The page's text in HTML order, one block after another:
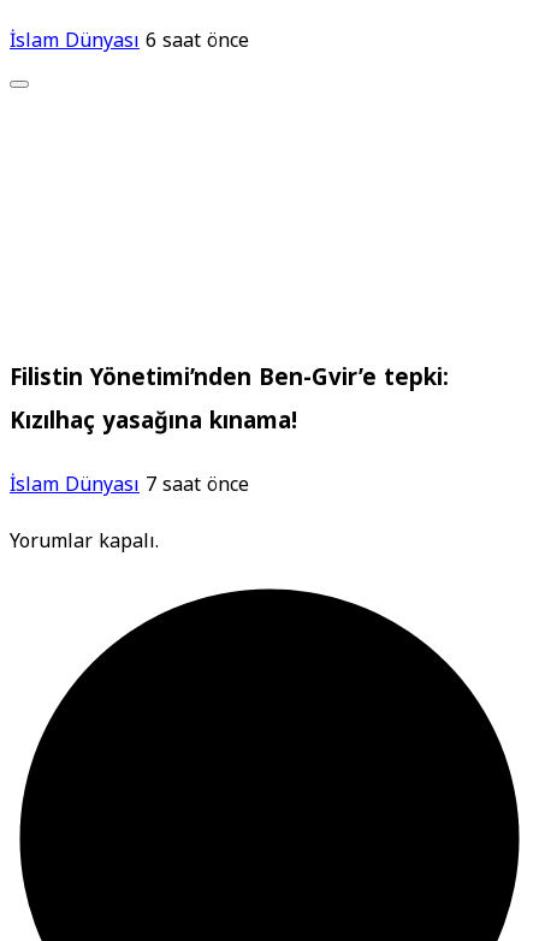
İslam Dünyası6 saat önce
Filistin Yönetimi’nden Ben-Gvir’e tepki:
Kızılhaç yasağına kınama!
İslam Dünyası7 saat önce
Yorumlar kapalı.